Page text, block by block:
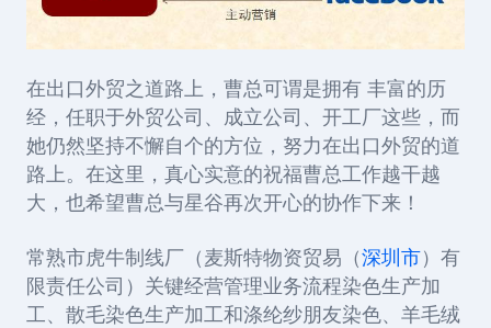
在出口外贸之道路上，曹总可谓是拥有 丰富的历
经，任职于外贸公司、成立公司、开工厂这些，而
她仍然坚持不懈自个的方位，努力在出口外贸的道
路上。在这里，真心实意的祝福曹总工作越干越
大，也希望曹总与星谷再次开心的协作下来！
常熟市虎牛制线厂（麦斯特物资贸易（深圳市 ）有
限责任公司）关键经营管理业务流程染色生产加
工、散毛染色生产加工和涤纶纱朋友染色、羊毛绒